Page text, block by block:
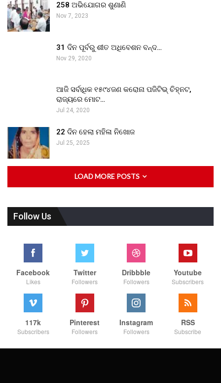
258 ଅଭିଯୋଗର ଶୁଣାଣି
Nov 7, 2023
31 ଦିନ ପୂର୍ବରୁ ଶୀତ ଅଧିବେଶନ ବନ୍ଦ…
Nov 29, 2020
ଆଜି ସର୍ବାଧିକ ୧୫୯୪ଜଣ କରୋନା ପଜିଟିଭ୍ ଚିହ୍ନଟ,
ରାଜ୍ୟରେ ମୋଟ…
Jul 24, 2020
22 ଦିନ ହେଲା ମହିଳା ନିଖୋଜ
Jul 25, 2025
LOAD MORE POSTS
Follow Us
Facebook
Likes
Twitter
Followers
Dribbble
Followers
Youtube
Subscribers
117k
Subscribers
Pinterest
Followers
Instagram
Followers
RSS
Subscribe